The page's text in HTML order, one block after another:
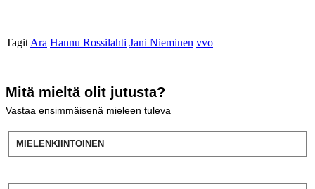
Tagit Ara Hannu Rossilahti Jani Nieminen vvo
Mitä mieltä olit jutusta?
Vastaa ensimmäisenä mieleen tuleva
MIELENKIINTOINEN